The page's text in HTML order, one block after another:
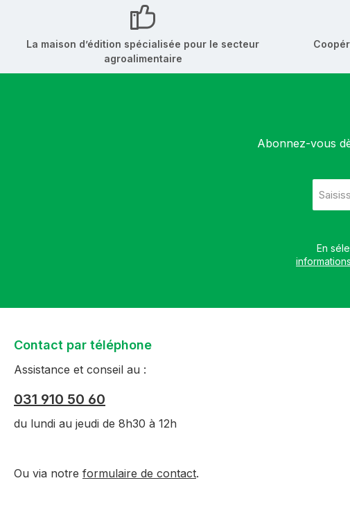
La maison d’édition spécialisée pour le secteur
agroalimentaire
Abonnez-vous
e-
mail
Contact par téléphone
Assistance et conseil au :
031 910 50 60
du lundi au jeudi de 8h30 à 12h
Ou via notre formulaire de contact.